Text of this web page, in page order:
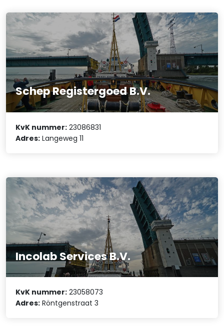
Schep Registergoed B.V.
KvK nummer: 23086831
Adres: Langeweg 11
Incolab Services B.V.
KvK nummer: 23058073
Adres: Röntgenstraat 3